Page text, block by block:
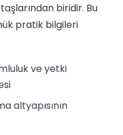
biridir. Bu
pratik bilgileri
ve yetki
altyapısının